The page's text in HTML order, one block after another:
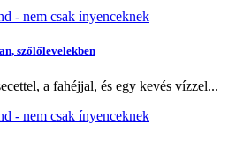
szőlőlevelekben
a fahéjjal, és egy kevés vízzel...